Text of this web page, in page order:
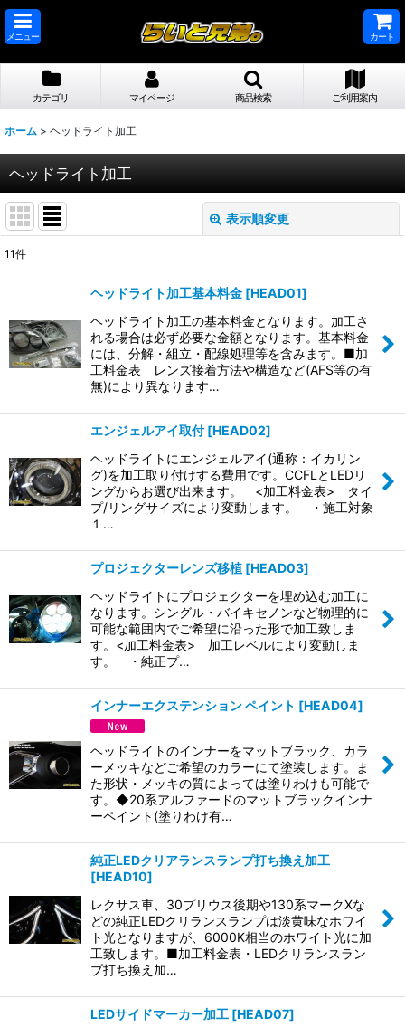
メニュー カート
カテゴリ マイページ 商品検索 ご利用案内
ホーム > ヘッドライト加工
ヘッドライト加工
表示順変更
並び順:
絞り込む
11件
ヘッドライト加工基本料金 [HEAD01]
ヘッドライト加工の基本料金となります。加工さ
れる場合は必ず必要な金額となります。基本料金
には、分解・組立・配線処理等を含みます。■加
工料金表 レンズ接着方法や構造など(AFS等の有
無)により異なります…
エンジェルアイ取付 [HEAD02]
ヘッドライトにエンジェルアイ(通称：イカリン
グ)を加工取り付けする費用です。CCFLとLEDリ
ングからお選び出来ます。 <加工料金表> タイ
プ/リングサイズにより変動します。 ・施工対象
１…
プロジェクターレンズ移植 [HEAD03]
ヘッドライトにプロジェクターを埋め込む加工に
なります。シングル・バイキセノンなど物理的に
可能な範囲内でご希望に沿った形で加工致しま
す。<加工料金表> 加工レベルにより変動しま
す。 ・純正プ…
インナーエクステンション ペイント [HEAD04]
ヘッドライトのインナーをマットブラック、カラ
ーメッキなどご希望のカラーにて塗装します。ま
た形状・メッキの質によっては塗りわけも可能で
す。◆20系アルファードのマットブラックインナ
ーペイント(塗りわけ有…
純正LEDクリアランスランプ打ち換え加工
[HEAD10]
レクサス車、30プリウス後期や130系マークXな
どの純正LEDクリランスランプは淡黄味なホワイ
ト光となりますが、6000K相当のホワイト光に加
工致します。■加工料金表・LEDクリランスラン
プ打ち換え加…
LEDサイドマーカー加工 [HEAD07]